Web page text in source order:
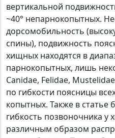
вертикальной
~40° непарнокопытных.
дорсомобильность
спины), подвижность
хищных находятся в
парнокопытных, лишь
Canidae, Felidae,
по гибкости поясницы
копытных. Также в статье
гибкость позвоночника
различным образом